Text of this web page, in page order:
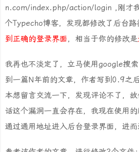
n.com/index.php/action/login ,刚才
个Typecho博客，发现都修改了后台
到正确的登录界面 ，相当于你的修改是
我再也不淡定了，立马使用google搜
到一篇N年前的文章，作者写到0.9之
本想留言交流一下，发现评论不了，
话这个漏洞一直会存在，我现在使用
通过通用地址进入后台登录界面，进而